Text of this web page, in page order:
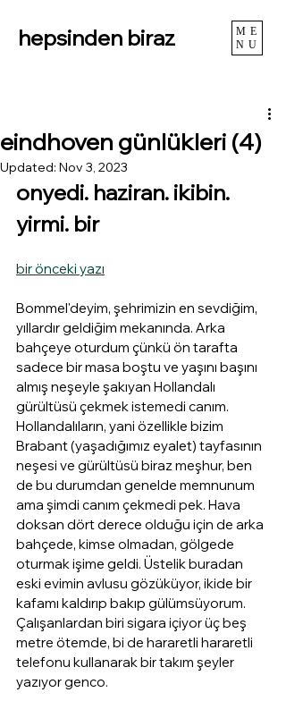
hepsinden biraz
ME
NU
eindhoven günlükleri (4)
Updated: Nov 3, 2023
onyedi. haziran. ikibin.
yirmi. bir
bir önceki yazı
Bommel'deyim, şehrimizin en sevdiğim,
yıllardır geldiğim mekanında. Arka
bahçeye oturdum çünkü ön tarafta
sadece bir masa boştu ve yaşını başını
almış neşeyle şakıyan Hollandalı
gürültüsü çekmek istemedi canım.
Hollandalıların, yani özellikle bizim
Brabant (yaşadığımız eyalet) tayfasının
neşesi ve gürültüsü biraz meşhur, ben
de bu durumdan genelde memnunum
ama şimdi canım çekmedi pek. Hava
doksan dört derece olduğu için de arka
bahçede, kimse olmadan, gölgede
oturmak işime geldi. Üstelik buradan
eski evimin avlusu gözüküyor, ikide bir
kafamı kaldırıp bakıp gülümsüyorum.
Çalışanlardan biri sigara içiyor üç beş
metre ötemde, bi de hararetli hararetli
telefonu kullanarak bir takım şeyler
yazıyor genco.